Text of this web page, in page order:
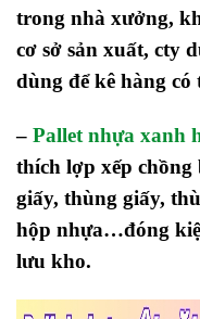
trong nhà xưởng,
cơ sở sản xuất, cty
dùng để kê hàng
– Pallet nhựa xanh
thích lợp xếp chồng
giấy, thùng giấy,
hộp nhựa…đóng
lưu kho.